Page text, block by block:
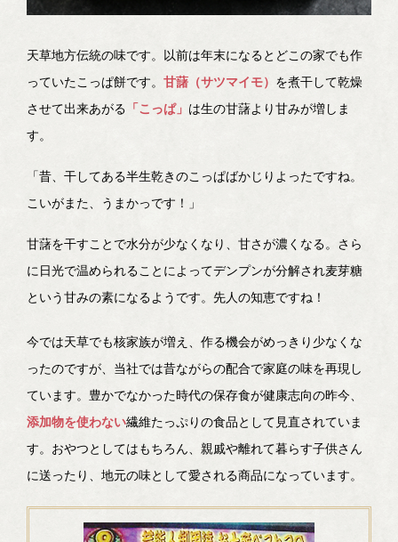
天草地方伝統の味です。以前は年末になるとどこの家でも作
っていたこっぱ餅です。 甘藷（サツマイモ） を煮干して乾燥
させて出来あがる 「こっぱ」 は生の甘藷より甘みが増しま
す。
「昔、干してある半生乾きのこっぱばかじりよったですね。
こいがまた、うまかっです！」
甘藷を干すことで水分が少なくなり、甘さが濃くなる。さら
に日光で温められることによってデンプンが分解され麦芽糖
という甘みの素になるようです。先人の知恵ですね！
今では天草でも核家族が増え、作る機会がめっきり少なくな
ったのですが、当社では昔ながらの配合で家庭の味を再現し
ています。豊かでなかった時代の保存食が健康志向の昨今、
添加物を使わない繊維たっぷりの食品として見直されていま
す。おやつとしてはもちろん、親戚や離れて暮らす子供さん
に送ったり、地元の味として愛される商品になっています。